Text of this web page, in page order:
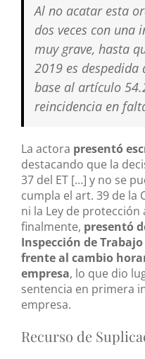
Al no acatar esta
dos veces con una
muy grave, hasta
2019 es
base al artículo
reincidencia en
La actora presentó
destacando que la
37 del ET […] y no se
cumpla el art. 39 de la
ni la Ley de protección
finalmente, presentó
Inspección de Trabajo
frente al cambio
empresa, lo que dio
sentencia en primera
empresa.
Recurso de